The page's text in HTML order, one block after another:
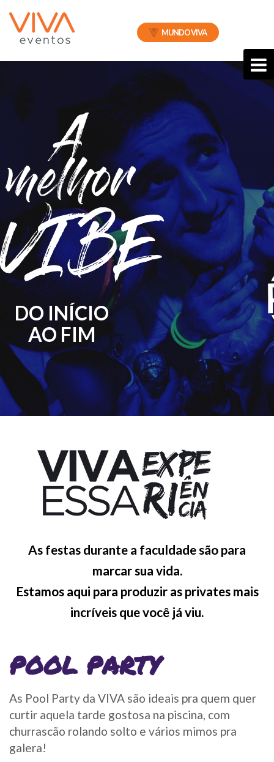
MUNDO VIVA
A
melhor
VIBE
DO INÍCIO
AO FIM
As festas durante a faculdade são para
marcar sua vida.
Estamos aqui para produzir as privates mais
incríveis que você já viu.
POOL PARTY
As Pool Party da VIVA são ideais pra quem quer
curtir aquela tarde gostosa na piscina, com
churrascão rolando solto e vários mimos pra
galera!